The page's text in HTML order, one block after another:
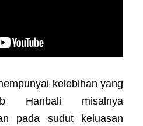
kelebihan yang
Hanbali misalnya
pada sudut keluasan